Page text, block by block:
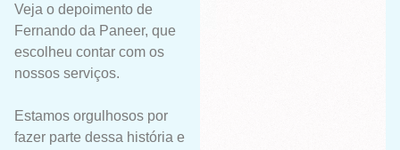
Veja o depoimento de
Fernando da Paneer, que
escolheu contar com os
nossos serviços.
Estamos orgulhosos por
fazer parte dessa história e